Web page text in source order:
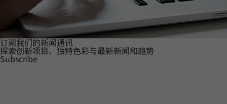
订阅我们的新闻通讯
探索创新项目、独特色彩与最新新闻和趋势
Subscribe